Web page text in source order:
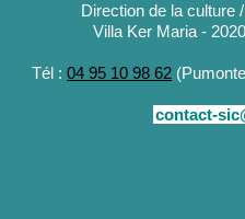
Direction de la culture
Villa Ker Maria -
Tél : 04 95 10 98 62
contact-